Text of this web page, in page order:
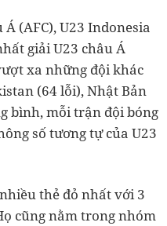
(AFC), U23 Indonesia
giải U23 châu Á
xa những đội khác
(64 lỗi), Nhật Bản
bình, mỗi trận đội bóng
số tương tự của U23
thẻ đỏ nhất với 3
cũng nằm trong nhóm